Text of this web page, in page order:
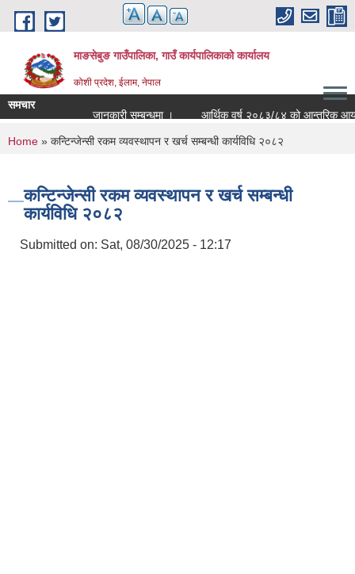
Skip to main content
माङसेबुङ गाउँपालिका, गाउँ कार्यपालिकाको कार्यालय
कोशी प्रदेश, ईलाम, नेपाल
समचार
जानकारी सम्बन्धमा ।
आर्थिक वर्ष २०८३/८४ को आन्तरिक आयको
You are here
Home » कन्टिन्जेन्सी रकम व्यवस्थापन र खर्च सम्बन्धी कार्यविधि २०८२
कन्टिन्जेन्सी रकम व्यवस्थापन र खर्च सम्बन्धी
कार्यविधि २०८२
Submitted on: Sat, 08/30/2025 - 12:17